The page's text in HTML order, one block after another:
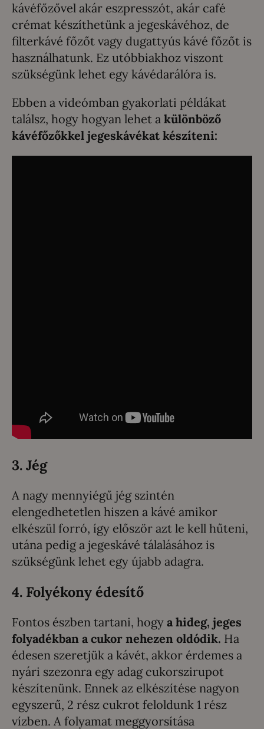
kávéfőzővel akár eszpresszót, akár café
crémat készíthetünk a jegeskávéhoz, de
filterkávé főzőt vagy dugattyús kávé főzőt is
használhatunk. Ez utóbbiakhoz viszont
szükségünk lehet egy kávédarálóra is.
Ebben a videómban gyakorlati példákat
találsz, hogy hogyan lehet a különböző
kávéfőzőkkel jegeskávékat készíteni:
3. Jég
A nagy mennyiégű jég szintén
elengedhetetlen hiszen a kávé amikor
elkészül forró, így először azt le kell hűteni,
utána pedig a jegeskávé tálalásához is
szükségünk lehet egy újabb adagra.
4. Folyékony édesítő
Fontos észben tartani, hogy a hideg, jeges
folyadékban a cukor nehezen oldódik. Ha
édesen szeretjük a kávét, akkor érdemes a
nyári szezonra egy adag cukorszirupot
készítenünk. Ennek az elkészítése nagyon
egyszerű, 2 rész cukrot feloldunk 1 rész
vízben. A folyamat meggyorsítása